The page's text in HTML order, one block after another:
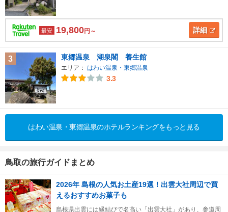
最安 19,800円～ 詳細
3 東郷温泉 湖泉閣 養生館
エリア： はわい温泉・東郷温泉
3.3
はわい温泉・東郷温泉のホテルランキングをもっと見る
鳥取の旅行ガイドまとめ
2026年 島根の人気お土産19選！出雲大社周辺で買
えるおすすめお菓子も
島根県出雲には縁結びで名高い「出雲大社」があり、参道周